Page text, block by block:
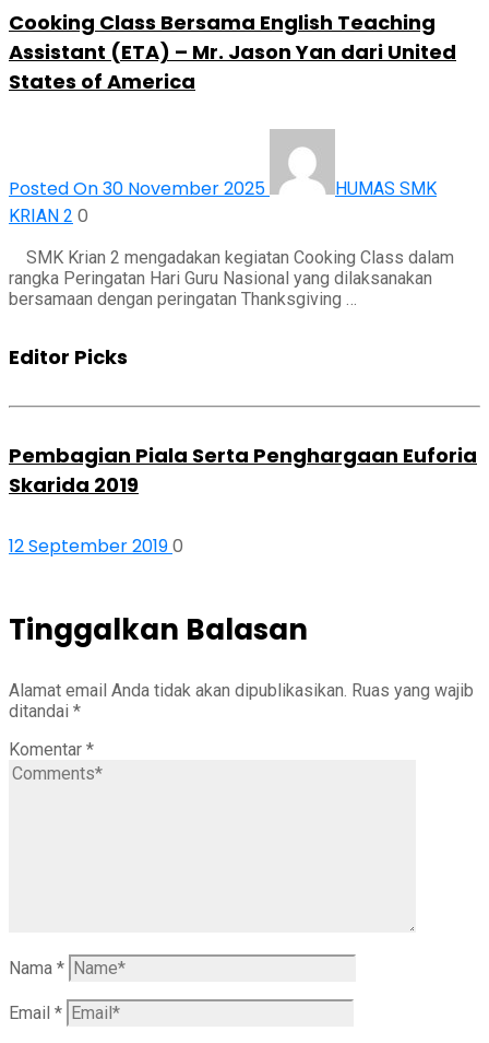
Cooking Class Bersama English Teaching
Assistant (ETA) – Mr. Jason Yan dari United
States of America
Posted On 30 November 2025
HUMAS SMK
KRIAN 2 0
SMK Krian 2 mengadakan kegiatan Cooking Class dalam
rangka Peringatan Hari Guru Nasional yang dilaksanakan
bersamaan dengan peringatan Thanksgiving …
Editor Picks
Pembagian Piala Serta Penghargaan Euforia
Skarida 2019
12 September 20190
Tinggalkan Balasan
Alamat email Anda tidak akan dipublikasikan. Ruas yang wajib
ditandai *
Komentar *
Nama *
Email *